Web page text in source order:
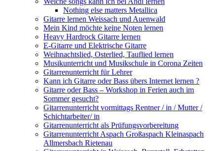
Nothing else matters Metallica
Gitarre lernen Weissach und Auenwald
Mein Kind möchte keine Noten lernen
Heavy Hardrock Gitarre lernen
E-Gitarre und Elektrische Gitarre
Weihnachtslied, Osterlied, Tauflied lernen
Musikunterricht und Musikschule in Corona Zeiten
Gitarrenunterricht für Lehrer
Kann ich Gitarre oder Bass übers Internet lernen ?
Gitarre oder Bass – Workshop in Ferien auch im
Sommer gesucht?
Gitarrenunterricht vormittags Rentner / in / Mutter /
Schichtarbeiter/ in
Gitarrenunterricht als Prüfungsvorbereitung
Gitarrenunterricht Aspach Großaspach Kleinaspach
Allmersbach Rietenau